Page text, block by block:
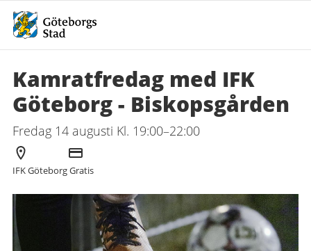
Kamratfredag med IFK
Göteborg - Biskopsgården
Fredag 14 augusti Kl. 19:00–22:00
Arrangör
IFK Göteborg
Kostnad
Gratis